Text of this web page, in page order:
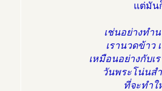
แต่มัน
เช่นอย่างทำน
เรานวดข้าว
เหมือนอย่างกับเ
วันพระโน่นส
ที่จะทำใ